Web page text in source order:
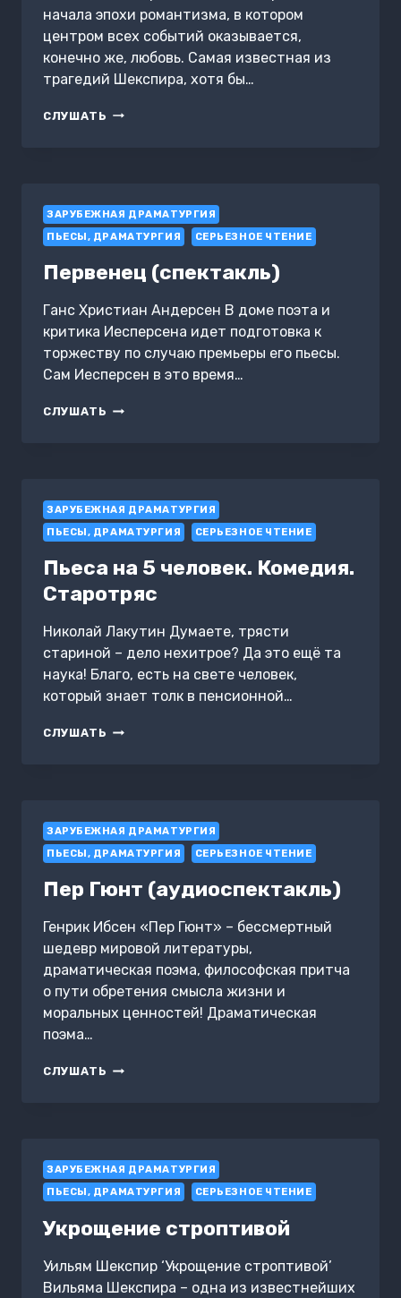
начала эпохи романтизма, в котором
центром всех событий оказывается,
конечно же, любовь. Самая известная из
трагедий Шекспира, хотя бы…
СЛУШАТЬ РОМЕО
ЗАРУБЕЖНАЯ ДРАМАТУРГИЯ
ПЬЕСЫ, ДРАМАТУРГИЯ
СЕРЬЕЗНОЕ ЧТЕНИЕ
Первенец (спектакль)
Ганс Христиан Андерсен В доме поэта и
критика Иесперсена идет подготовка к
торжеству по случаю премьеры его пьесы.
Сам Иесперсен в это время…
СЛУШАТЬ ПЕРВЕНЕЦ
ЗАРУБЕЖНАЯ ДРАМАТУРГИЯ
ПЬЕСЫ, ДРАМАТУРГИЯ
СЕРЬЕЗНОЕ ЧТЕНИЕ
Пьеса на 5 человек. Комедия.
Старотряс
Николай Лакутин Думаете, трясти
стариной – дело нехитрое? Да это ещё та
наука! Благо, есть на свете человек,
который знает толк в пенсионной…
СЛУШАТЬ ПЬЕСА
ЗАРУБЕЖНАЯ ДРАМАТУРГИЯ
ПЬЕСЫ, ДРАМАТУРГИЯ
СЕРЬЕЗНОЕ ЧТЕНИЕ
Пер Гюнт (аудиоспектакль)
Генрик Ибсен «Пер Гюнт» – бессмертный
шедевр мировой литературы,
драматическая поэма, философская притча
о пути обретения смысла жизни и
моральных ценностей! Драматическая
поэма…
СЛУШАТЬ ПЕР
ЗАРУБЕЖНАЯ ДРАМАТУРГИЯ
ПЬЕСЫ, ДРАМАТУРГИЯ
СЕРЬЕЗНОЕ ЧТЕНИЕ
Укрощение строптивой
Уильям Шекспир ‘Укрощение строптивой’
Вильяма Шекспира – одна из известнейших